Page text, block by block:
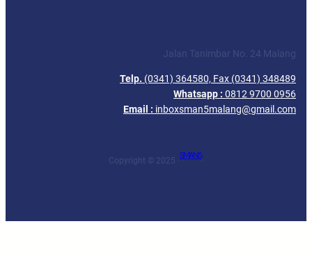
Jalan Tanimbar No. 24 Malang
Telp. (0341) 364580, Fax (0341) 348489
Whatsapp : 0812 9700 0956
Email : inboxsman5malang@gmail.com
Copyright © 2025 ·SMAN 5·